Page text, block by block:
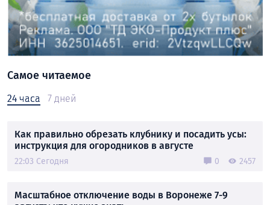
Самое читаемое
24 часа 7 дней
Как правильно обрезать клубнику и посадить усы:
инструкция для огородников в августе
22:03 Сегодня 0 2457
Масштабное отключение воды в Воронеже 7-9